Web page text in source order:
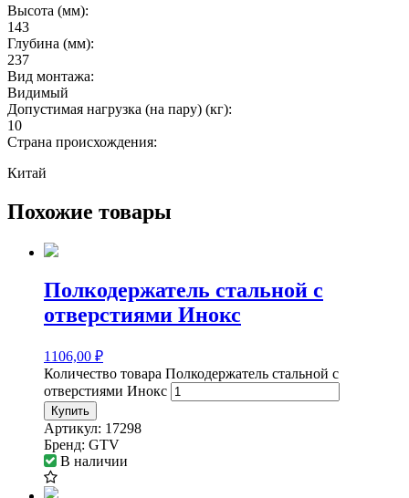
Высота (мм):
143
Глубина (мм):
237
Вид монтажа:
Видимый
Допустимая нагрузка (на пару) (кг):
10
Страна происхождения:
Китай
Похожие товары
Полкодержатель стальной c
отверстиями Инокс
1106,00 ₽
Количество товара Полкодержатель стальной c
отверстиями Инокс
Купить
Артикул: 17298
Бренд: GTV
В наличии